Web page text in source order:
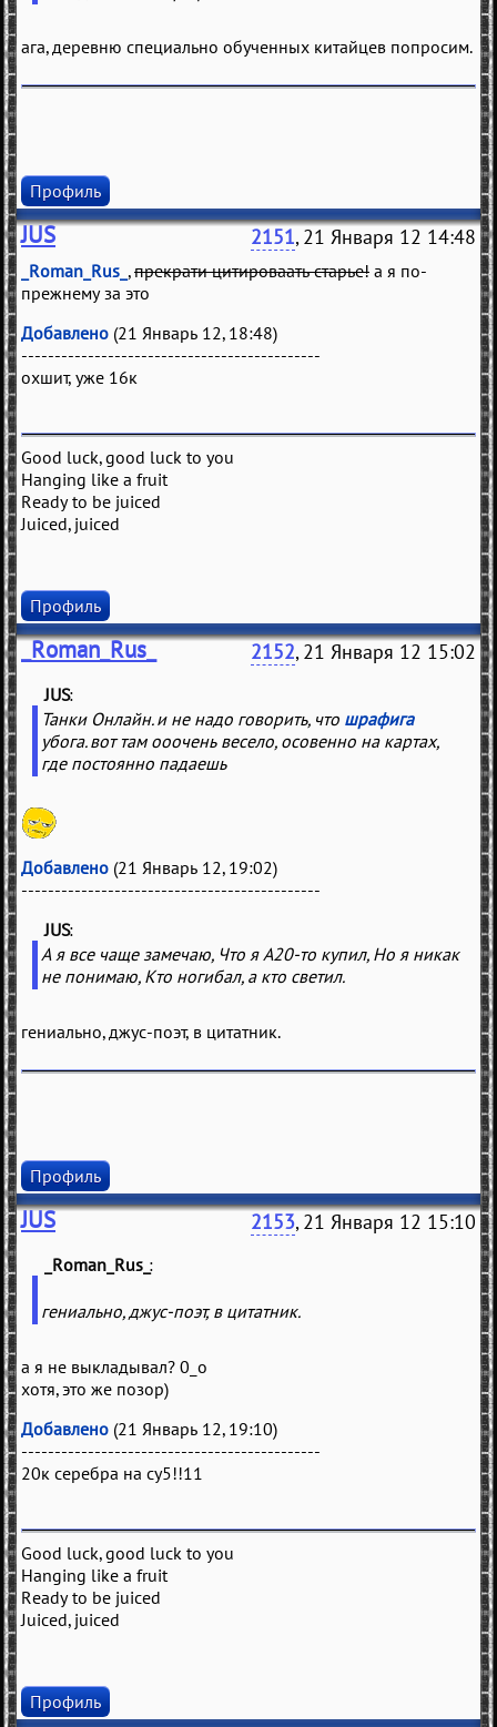
ага, деревню специально обученных китайцев попросим.
Профиль
JUS 2151, 21 Января 12 14:48
_Roman_Rus_ ,прекрати цитироваать старье! а я по-
прежнему за это
Добавлено (21 Январь 12, 18:48)
---------------------------------------------
охшит, уже 16к
Good luck, good luck to you
Hanging like a fruit
Ready to be juiced
Juiced, juiced
Профиль
_Roman_Rus_ 2152, 21 Января 12 15:02
(JUS
Танки Онлайн. и не надо говорить, что шрафига
убога. вот там ооочень весело, осовенно на картах,
где постоянно падаешь
Добавлено (21 Январь 12, 19:02)
---------------------------------------------
(JUS
А я все чаще замечаю, Что я А20-то купил, Но я никак
не понимаю, Кто ногибал, а кто светил.
гениально, джус-поэт, в цитатник.
Профиль
JUS 2153, 21 Января 12 15:10
_Roman_Rus_
гениально, джус-поэт, в цитатник.
а я не выкладывал? 0_о
хотя, это же позор)
Добавлено (21 Январь 12, 19:10)
---------------------------------------------
20к серебра на су5!!11
Good luck, good luck to you
Hanging like a fruit
Ready to be juiced
Juiced, juiced
Профиль